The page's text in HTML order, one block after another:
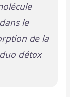
le
de la
détox